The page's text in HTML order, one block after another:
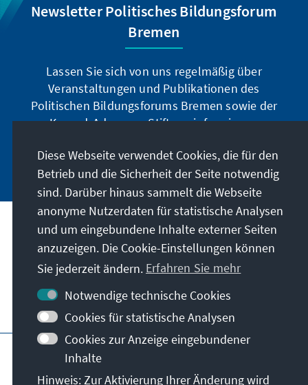
Newsletter Politisches Bildungsforum
Bremen
Lassen Sie sich von uns regelmäßig über
Veranstaltungen und Publikationen des
Politischen Bildungsforums Bremen sowie der
Konrad-Adenauer-Stiftung informieren.
Jetzt abonnieren
Anschrift
Kontakt
Besuchen Sie auch
Hauptseite der KAS Impressum
Datenschutz
Nutzungsbedingungen
Diese Webseite verwendet Cookies, die für den
Betrieb und die Sicherheit der Seite notwendig
sind. Darüber hinaus sammelt die Webseite
anonyme Nutzerdaten für statistische Analysen
und um eingebundene Inhalte externer Seiten
anzuzeigen. Die Cookie-Einstellungen können
Sie jederzeit ändern. Erfahren Sie mehr
Notwendige technische Cookies
Cookies für statistische Analysen
Cookies zur Anzeige eingebundener
Inhalte
Hinweis: Zur Aktivierung Ihrer Änderung wird